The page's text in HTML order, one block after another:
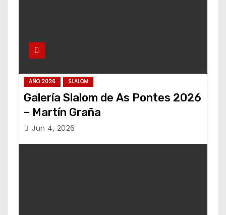
AÑO 2026 SLALOM
Galería Slalom de As Pontes 2026
– Martín Graña
Jun 4, 2026